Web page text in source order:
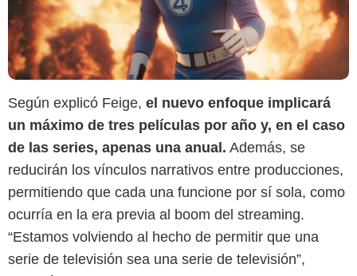
Según explicó Feige, el nuevo enfoque implicará
un máximo de tres películas por año y, en el caso
de las series, apenas una anual. Además, se
reducirán los vínculos narrativos entre producciones,
permitiendo que cada una funcione por sí sola, como
ocurría en la era previa al boom del streaming.
“Estamos volviendo al hecho de permitir que una
serie de televisión sea una serie de televisión”,